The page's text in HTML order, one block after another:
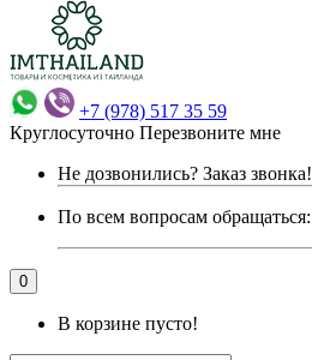
+7 (978) 517 35 59
Круглосуточно Перезвоните мне
Не дозвонились? Заказ звонка!
По всем вопросам обращаться:
0
В корзине пусто!